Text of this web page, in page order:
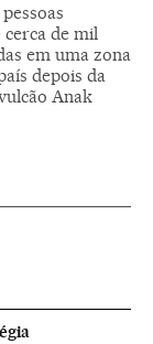
de mil
em uma zona
depois da
Anak